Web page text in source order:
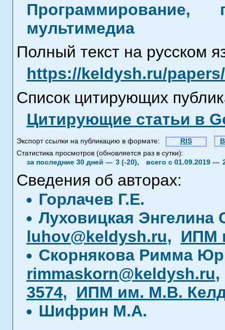
Программирование,
мультимедиа
Полный текст на русском
https://keldysh.ru/
Список цитирующих
Цитирующие статьи в
Экспорт ссылки на публикацию в формате: RIS
Статистика просмотров (обновляется раз в сутки):
за последние 30 дней — 3 (-20), всего с 01.09.2019 —
Сведения об авторах:
Горлачев Г.Е.
Луховицкая
luhov@keldysh.ru, ИПМ
Скорнякова Римма
rimmaskorn@keldysh.ru
3574, ИПМ им. М.В.
Шифрин М.А.